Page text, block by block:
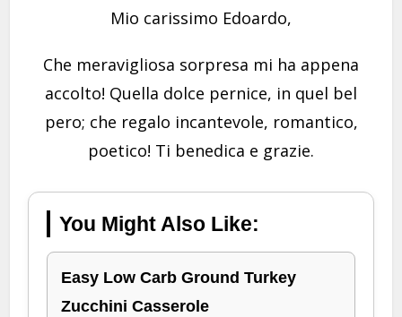
Mio carissimo Edoardo,
Che meravigliosa sorpresa mi ha appena
accolto! Quella dolce pernice, in quel bel
pero; che regalo incantevole, romantico,
poetico! Ti benedica e grazie.
You Might Also Like:
Easy Low Carb Ground Turkey
Zucchini Casserole